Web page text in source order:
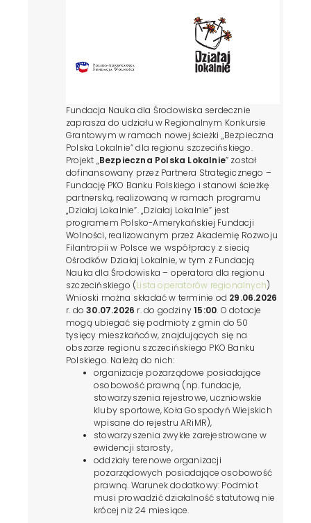
Fundacja Nauka dla Środowiska serdecznie
zaprasza do udziału w Regionalnym Konkursie
Grantowym w ramach nowej ścieżki „Bezpieczna
Polska Lokalnie” dla regionu szczecińskiego.
Projekt „Bezpieczna Polska Lokalnie” został
dofinansowany przez Partnera Strategicznego –
Fundację PKO Banku Polskiego i stanowi ścieżkę
partnerską, realizowaną w ramach programu
„Działaj Lokalnie”. „Działaj Lokalnie” jest
programem Polsko-Amerykańskiej Fundacji
Wolności, realizowanym przez Akademię Rozwoju
Filantropii w Polsce we współpracy z siecią
Ośrodków Działaj Lokalnie, w tym z Fundacją
Nauka dla Środowiska – operatora dla regionu
szczecińskiego (Lista operatorów regionalnych)
Wnioski można składać w terminie od 29.06.2026
r. do30.07.2026 r. do godziny15:00. O dotacje
mogą ubiegać się podmioty z gmin do 50
tysięcy mieszkańców, znajdujących się na
obszarze regionu szczecińskiego PKO Banku
Polskiego. Należą do nich:
organizacje pozarządowe posiadające
osobowość prawną (np. fundacje,
stowarzyszenia rejestrowe, uczniowskie
kluby sportowe, Koła Gospodyń Wiejskich
wpisane do rejestru ARiMR),
stowarzyszenia zwykłe zarejestrowane w
ewidencji starosty,
oddziały terenowe organizacji
pozarządowych posiadające osobowość
prawną. Warunek dodatkowy: Podmiot
musi prowadzić działalność statutową nie
krócej niż 24 miesiące.